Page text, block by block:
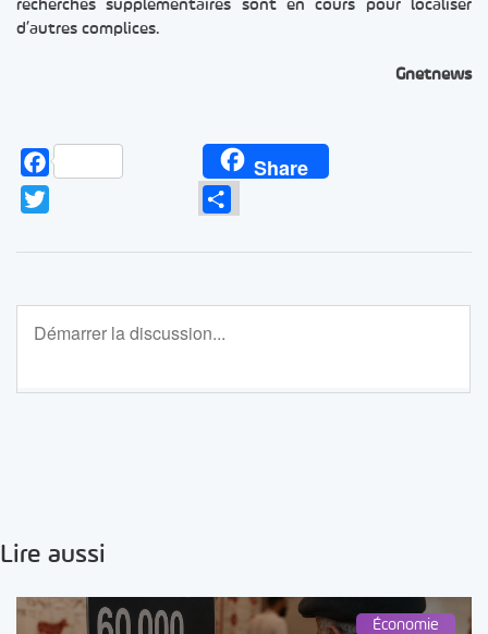
recherches supplémentaires sont en cours pour localiser
d’autres complices.
Gnetnews
Facebook Share
Lire aussi
Économie